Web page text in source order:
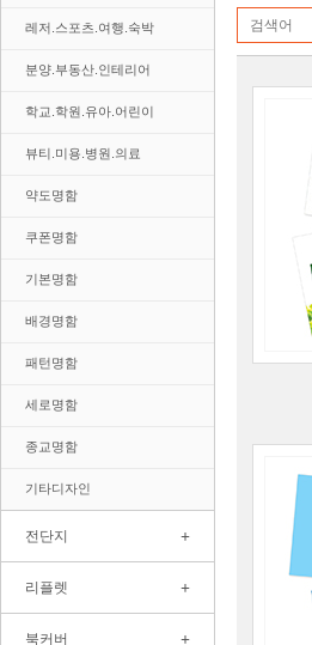
레저.스포츠.여행.숙박
분양.부동산.인테리어
학교.학원.유아.어린이
뷰티.미용.병원.의료
약도명함
쿠폰명함
기본명함
배경명함
패턴명함
세로명함
종교명함
기타디자인
전단지 +
리플렛 +
북커버 +